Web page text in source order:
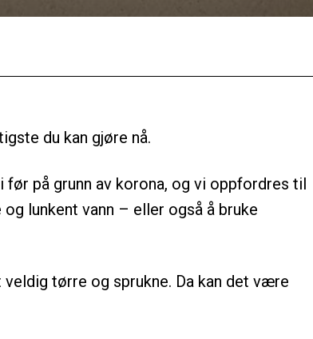
du kan gjøre nå.
før på grunn av korona, og vi oppfordres til
lunkent vann – eller også å bruke
tørre og sprukne. Da kan det være